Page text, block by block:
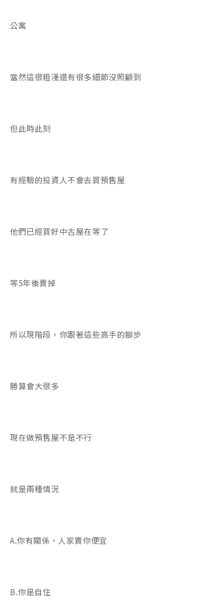
公寓
當然這很粗淺還有很多細節沒照顧到
但此時此刻
有經驗的投資人不會去買預售屋
他們已經買好中古屋在等了
等5年後賣掉
所以現階段，你跟著這些高手的腳步
勝算會大很多
現在做預售屋不是不行
就是兩種情況
A.你有關係，人家賣你便宜
B.你是自住